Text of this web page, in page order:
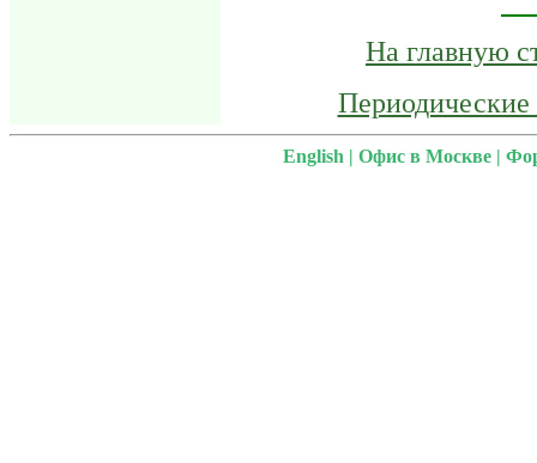
На главную
English | Офис в Москве |